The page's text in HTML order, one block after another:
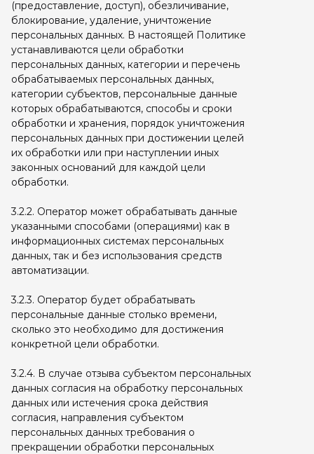
(предоставление, доступ), обезличивание,
блокирование, удаление, уничтожение
персональных данных. В настоящей Политике
устанавливаются цели обработки
персональных данных, категории и перечень
обрабатываемых персональных данных,
категории субъектов, персональные данные
которых обрабатываются, способы и сроки
обработки и хранения, порядок уничтожения
персональных данных при достижении целей
их обработки или при наступлении иных
законных оснований для каждой цели
обработки.
3.2.2. Оператор может обрабатывать данные
указанными способами (операциями) как в
информационных системах персональных
данных, так и без использования средств
автоматизации.
3.2.3. Оператор будет обрабатывать
персональные данные столько времени,
сколько это необходимо для достижения
конкретной цели обработки.
3.2.4. В случае отзыва субъектом персональных
данных согласия на обработку персональных
данных или истечения срока действия
согласия, направления субъектом
персональных данных требования о
прекращении обработки персональных